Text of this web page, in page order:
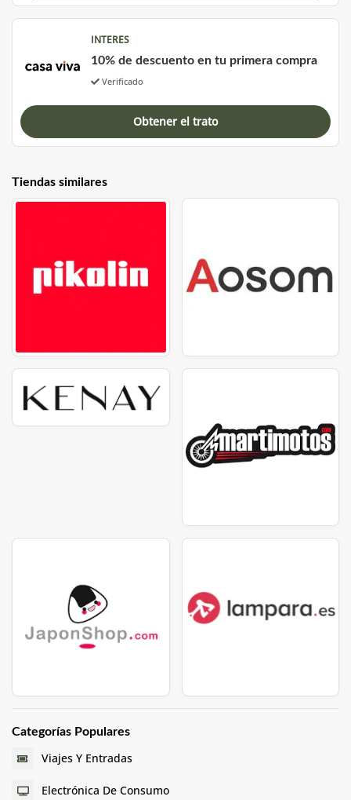
INTERES
10% de descuento en tu primera compra
Verificado
Obtener el trato
Tiendas similares
Categorías Populares
Viajes Y Entradas
Electrónica De Consumo